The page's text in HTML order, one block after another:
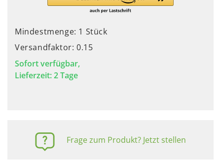
Mindestmenge: 1 Stück
Versandfaktor: 0.15
Sofort verfügbar,
Lieferzeit: 2 Tage
Frage zum Produkt? Jetzt stellen